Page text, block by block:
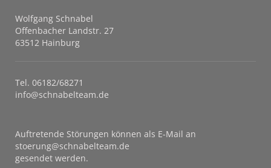
Wolfgang Schnabel
Offenbacher Landstr. 27
63512 Hainburg
Tel. 06182/68271
info@schnabelteam.de
Auftretende Störungen können als E-Mail an
stoerung@schnabelteam.de
gesendet werden.